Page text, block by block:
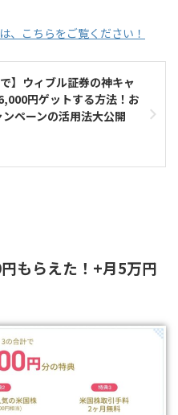
、こちらをご覧ください！
で】ウィブル証券の神キャ
円ゲットする方法！お
ペーンの活用法大公開
もらえた！+月5万円